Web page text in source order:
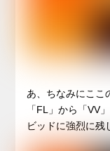
あ、ちなみにここ
「FL」から「VV
ビッドに強烈に残